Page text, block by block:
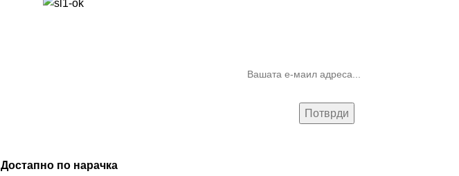
Достапно по нарачка